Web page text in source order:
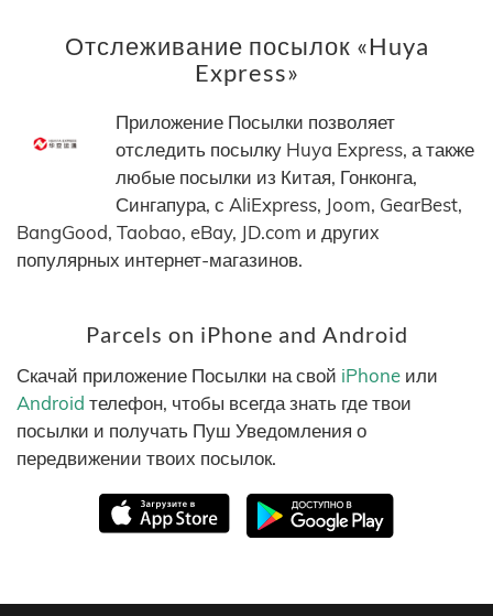
Отслеживание посылок «Huya
Express»
Приложение Посылки позволяет
отследить посылку Huya Express, а также
любые посылки из Китая, Гонконга,
Сингапура, с AliExpress, Joom, GearBest,
BangGood, Taobao, eBay, JD.com и других
популярных интернет-магазинов.
Parcels on iPhone and Android
Скачай приложение Посылки на свой iPhone или
Android телефон, чтобы всегда знать где твои
посылки и получать Пуш Уведомления о
передвижении твоих посылок.